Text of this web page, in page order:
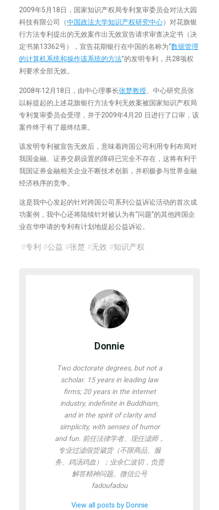
2009年5月18日，国家知识产权局专利复审委员会对法大园
科技有限公司（中国政法大学知识产权研究中心）对花旗银
行方法专利提出的无效案作出无效宣告请求审查决定书（决
定书第13362号），宣告花期银行在中国的名称为“数据管理
的计算机系统和操作该系统的方法”的发明专利，共28项权
利要求全部无效。
2008年12月18日，由中心理事长张楚教授、中心研究员张
以标提起的上述花旗银行方法专利无效案被国家知识产权局
专利复审委员会受理，并于2009年4月20 日进行了口审，该
案件终于有了最终结果。
该发明专利被宣告无效后，意味着跨国公司利用专利布局对
我国金融、证券交易设置的障碍已完全不存在，这将有利于
我国证券金融相关企业不断技术创新，并积极参与世界金融
经济秩序的竞争。
这是我中心发起的针对跨国公司系列公益诉讼活动的首次成
功案例，我中心还将陆续针对被认为有“问题”的其他跨国企
业在华申请的专利有计划地提起公益诉讼。
#专利 #公益 #张楚 #无效 #知识产权
Donnie
Two doctorate degrees, but not a
scholar. 15 years in leading law
firms; 20 years in the internet
industry, indefinite in Buddhism,
and in the spirit of clarity and
simplicity, with senses of humor
and fun. 前任法律学者、现任滤师，
专业过滤假货崴货（不限商品、服
务、鸡汤鸡血）；业余仁波切，负责
解答精神问题。微信公号
fadoufadou
View all posts by Donnie